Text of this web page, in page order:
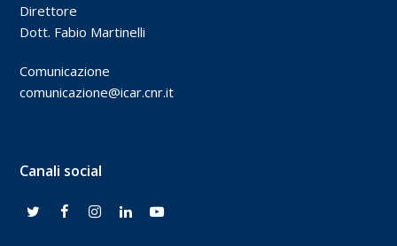
Direttore
Dott. Fabio Martinelli
Comunicazione
comunicazione@icar.cnr.it
Canali social